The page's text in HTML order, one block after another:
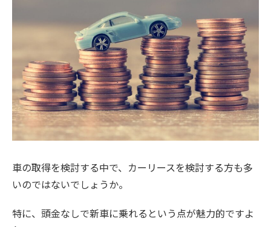
車の取得を検討する中で、カーリースを検討する方も多
いのではないでしょうか。
特に、頭金なしで新車に乗れるという点が魅力的ですよ